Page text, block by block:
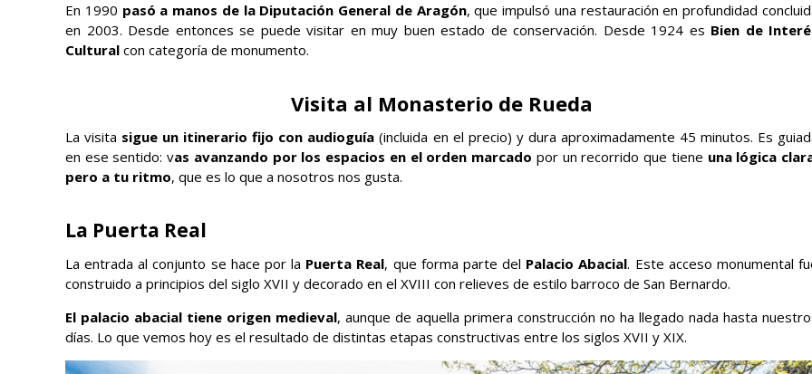
En 1990 pasó a manos de la Diputación General de Aragón, que impulsó una restauración en profundidad
en 2003. Desde entonces se puede visitar en muy buen estado de conservación. Desde 1924 es Bien de
Cultural con categoría de monumento.
Visita al Monasterio de Rueda
La visita sigue un itinerario fijo con audioguía (incluida en el precio) y dura aproximadamente 45 minutos. Es
en ese sentido: vas avanzando por los espacios en el orden marcado por un recorrido que tiene una lógica
pero a tu ritmo, que es lo que a nosotros nos gusta.
La Puerta Real
La entrada al conjunto se hace por la Puerta Real, que forma parte del Palacio Abacial. Este acceso monumental
construido a principios del siglo XVII y decorado en el XVIII con relieves de estilo barroco de San Bernardo.
El palacio abacial tiene origen medieval, aunque de aquella primera construcción no ha llegado nada hasta
días. Lo que vemos hoy es el resultado de distintas etapas constructivas entre los siglos XVII y XIX.